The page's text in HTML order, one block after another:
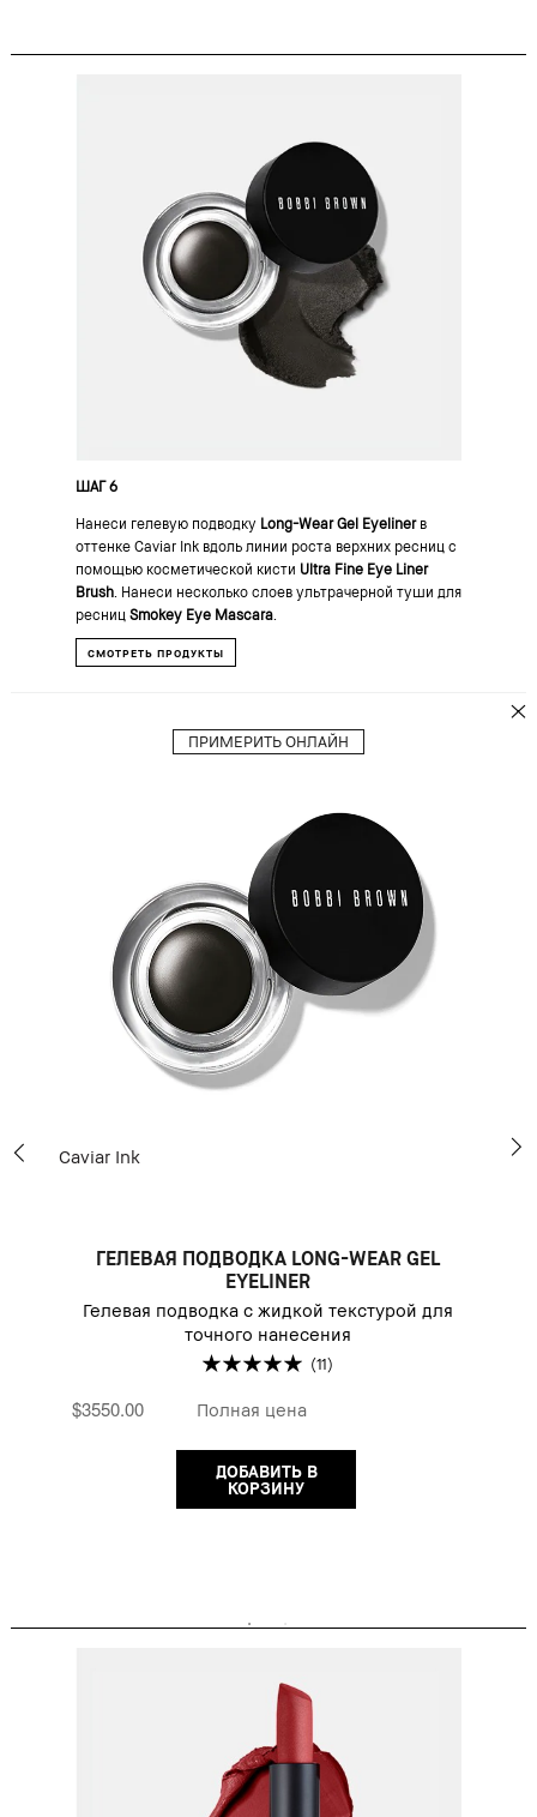
ШАГ 6
Нанеси гелевую подводкуLong-Wear Gel Eyeliner в
оттенке Caviar Ink вдоль линии роста верхних ресниц с
помощью косметической кисти Ultra Fine Eye Liner
Brush. Нанеси несколько слоев ультрачерной туши для
ресниц Smokey Eye Mascara.
СМОТРЕТЬ ПРОДУКТЫ
ПРИМЕРИТЬ ОНЛАЙН
Caviar Ink
ГЕЛЕВАЯ ПОДВОДКА LONG-WEAR GEL
EYELINER
Гелевая подводка с жидкой текстурой для
точного нанесения
(11)
$3550.00 Полная цена
ДОБАВИТЬ В
КОРЗИНУ